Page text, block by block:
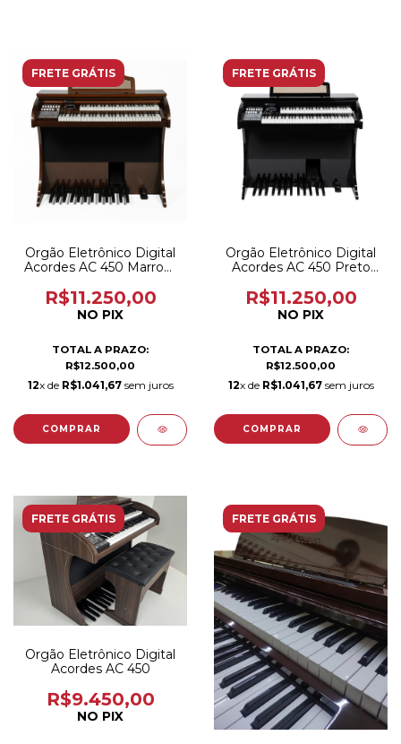
FRETE GRÁTIS
Orgão Eletrônico Digital
Acordes AC 450 Marrom
R$11.250,00
NO PIX
TOTAL A PRAZO:
R$12.500,00
12x de R$1.041,67sem juros
FRETE GRÁTIS
Orgão Eletrônico Digital
Acordes AC 450 Preto
R$11.250,00
NO PIX
TOTAL A PRAZO:
R$12.500,00
12x de R$1.041,67sem juros
FRETE GRÁTIS
Orgão Eletrônico Digital
Acordes AC 450
R$9.450,00
NO PIX
FRETE GRÁTIS